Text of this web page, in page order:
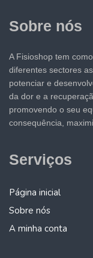
Sobre nós
A Fisioshop tem
diferentes sectores
potenciar e
da dor e a
promovendo o seu
consequência,
Serviços
Página inicial
Sobre nós
A minha conta